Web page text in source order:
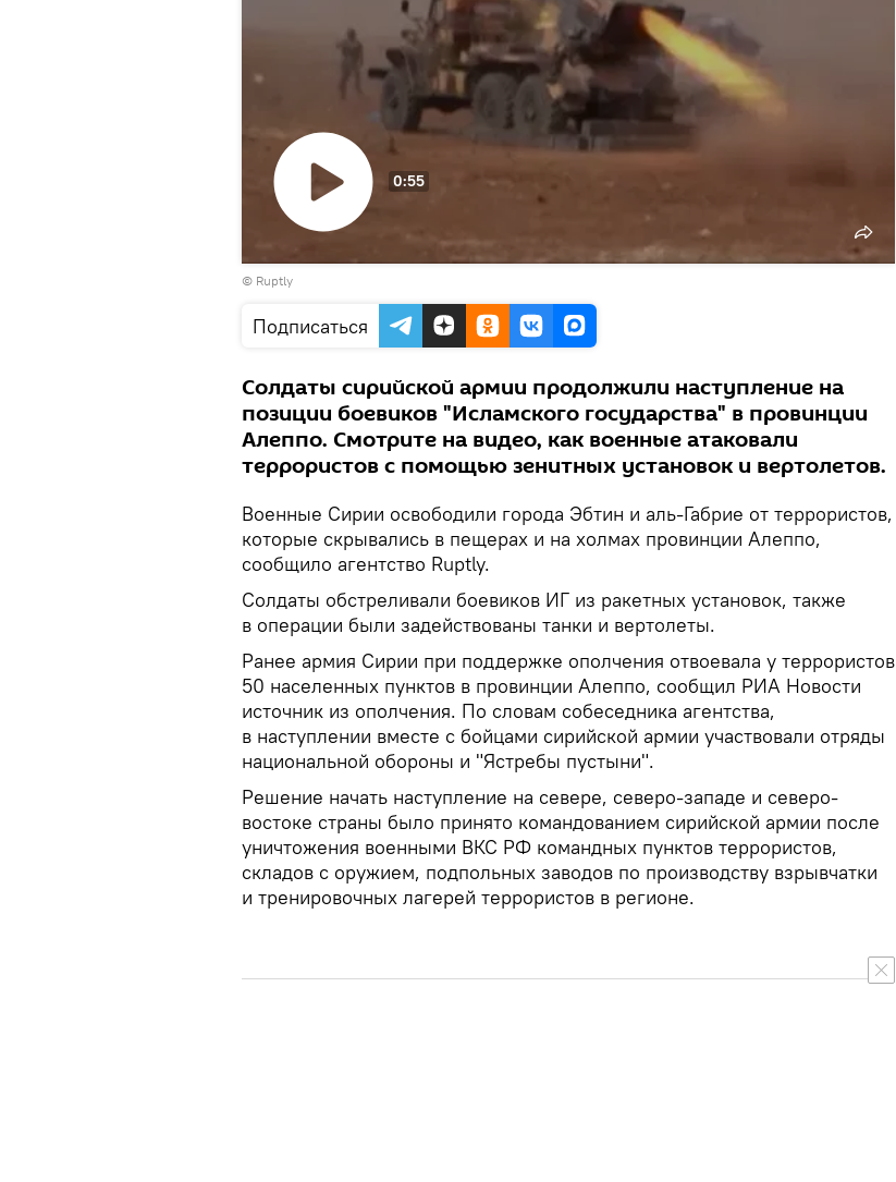
Воспроизвести
0:55
© Ruptly
Подписаться
Солдаты сирийской армии продолжили наступление на
позиции боевиков "Исламского государства" в провинции
Алеппо. Смотрите на видео, как военные атаковали
террористов с помощью зенитных установок и вертолетов.
Военные Сирии освободили города Эбтин и аль-Габрие от террористов,
которые скрывались в пещерах и на холмах провинции Алеппо,
сообщило агентство Ruptly.
Солдаты обстреливали боевиков ИГ из ракетных установок, также
в операции были задействованы танки и вертолеты.
Ранее армия Сирии при поддержке ополчения отвоевала у террористов
50 населенных пунктов в провинции Алеппо, сообщил РИА Новости
источник из ополчения. По словам собеседника агентства,
в наступлении вместе с бойцами сирийской армии участвовали отряды
национальной обороны и "Ястребы пустыни".
Решение начать наступление на севере, северо-западе и северо-
востоке страны было принято командованием сирийской армии после
уничтожения военными ВКС РФ командных пунктов террористов,
складов с оружием, подпольных заводов по производству взрывчатки
и тренировочных лагерей террористов в регионе.